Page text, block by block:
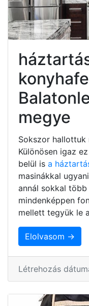
megye
Sokszor hallottuk
Különösen igaz ez
belül is a
masinákkal
annál sokkal
mindenképpen
mellett tegyük le
Elolvasom →
Létrehozás